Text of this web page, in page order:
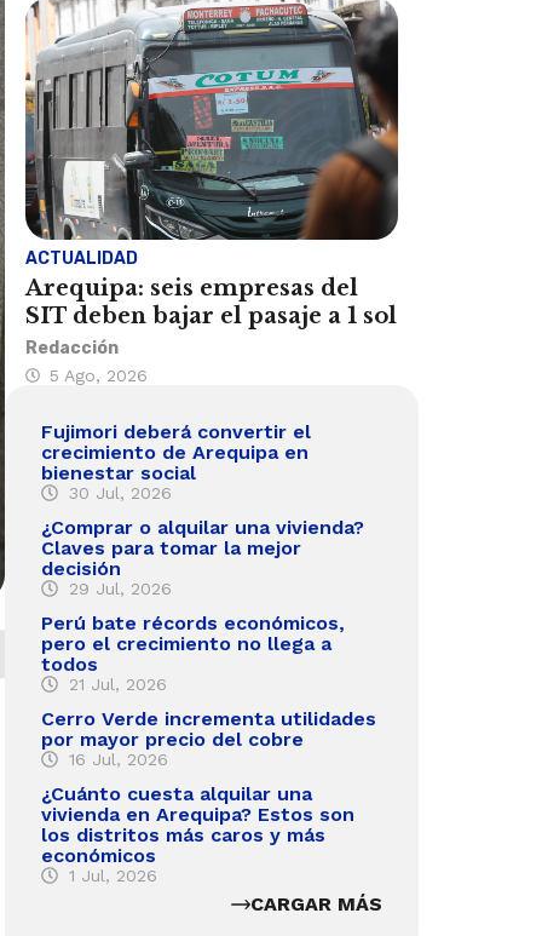
ACTUALIDAD
Arequipa: seis empresas del
SIT deben bajar el pasaje a 1 sol
Redacción
5 Ago, 2026
Fujimori deberá convertir el
crecimiento de Arequipa en
bienestar social
30 Jul, 2026
¿Comprar o alquilar una vivienda?
Claves para tomar la mejor
decisión
29 Jul, 2026
Perú bate récords económicos,
pero el crecimiento no llega a
todos
21 Jul, 2026
Cerro Verde incrementa utilidades
por mayor precio del cobre
16 Jul, 2026
¿Cuánto cuesta alquilar una
vivienda en Arequipa? Estos son
los distritos más caros y más
económicos
1 Jul, 2026
CARGAR MÁS